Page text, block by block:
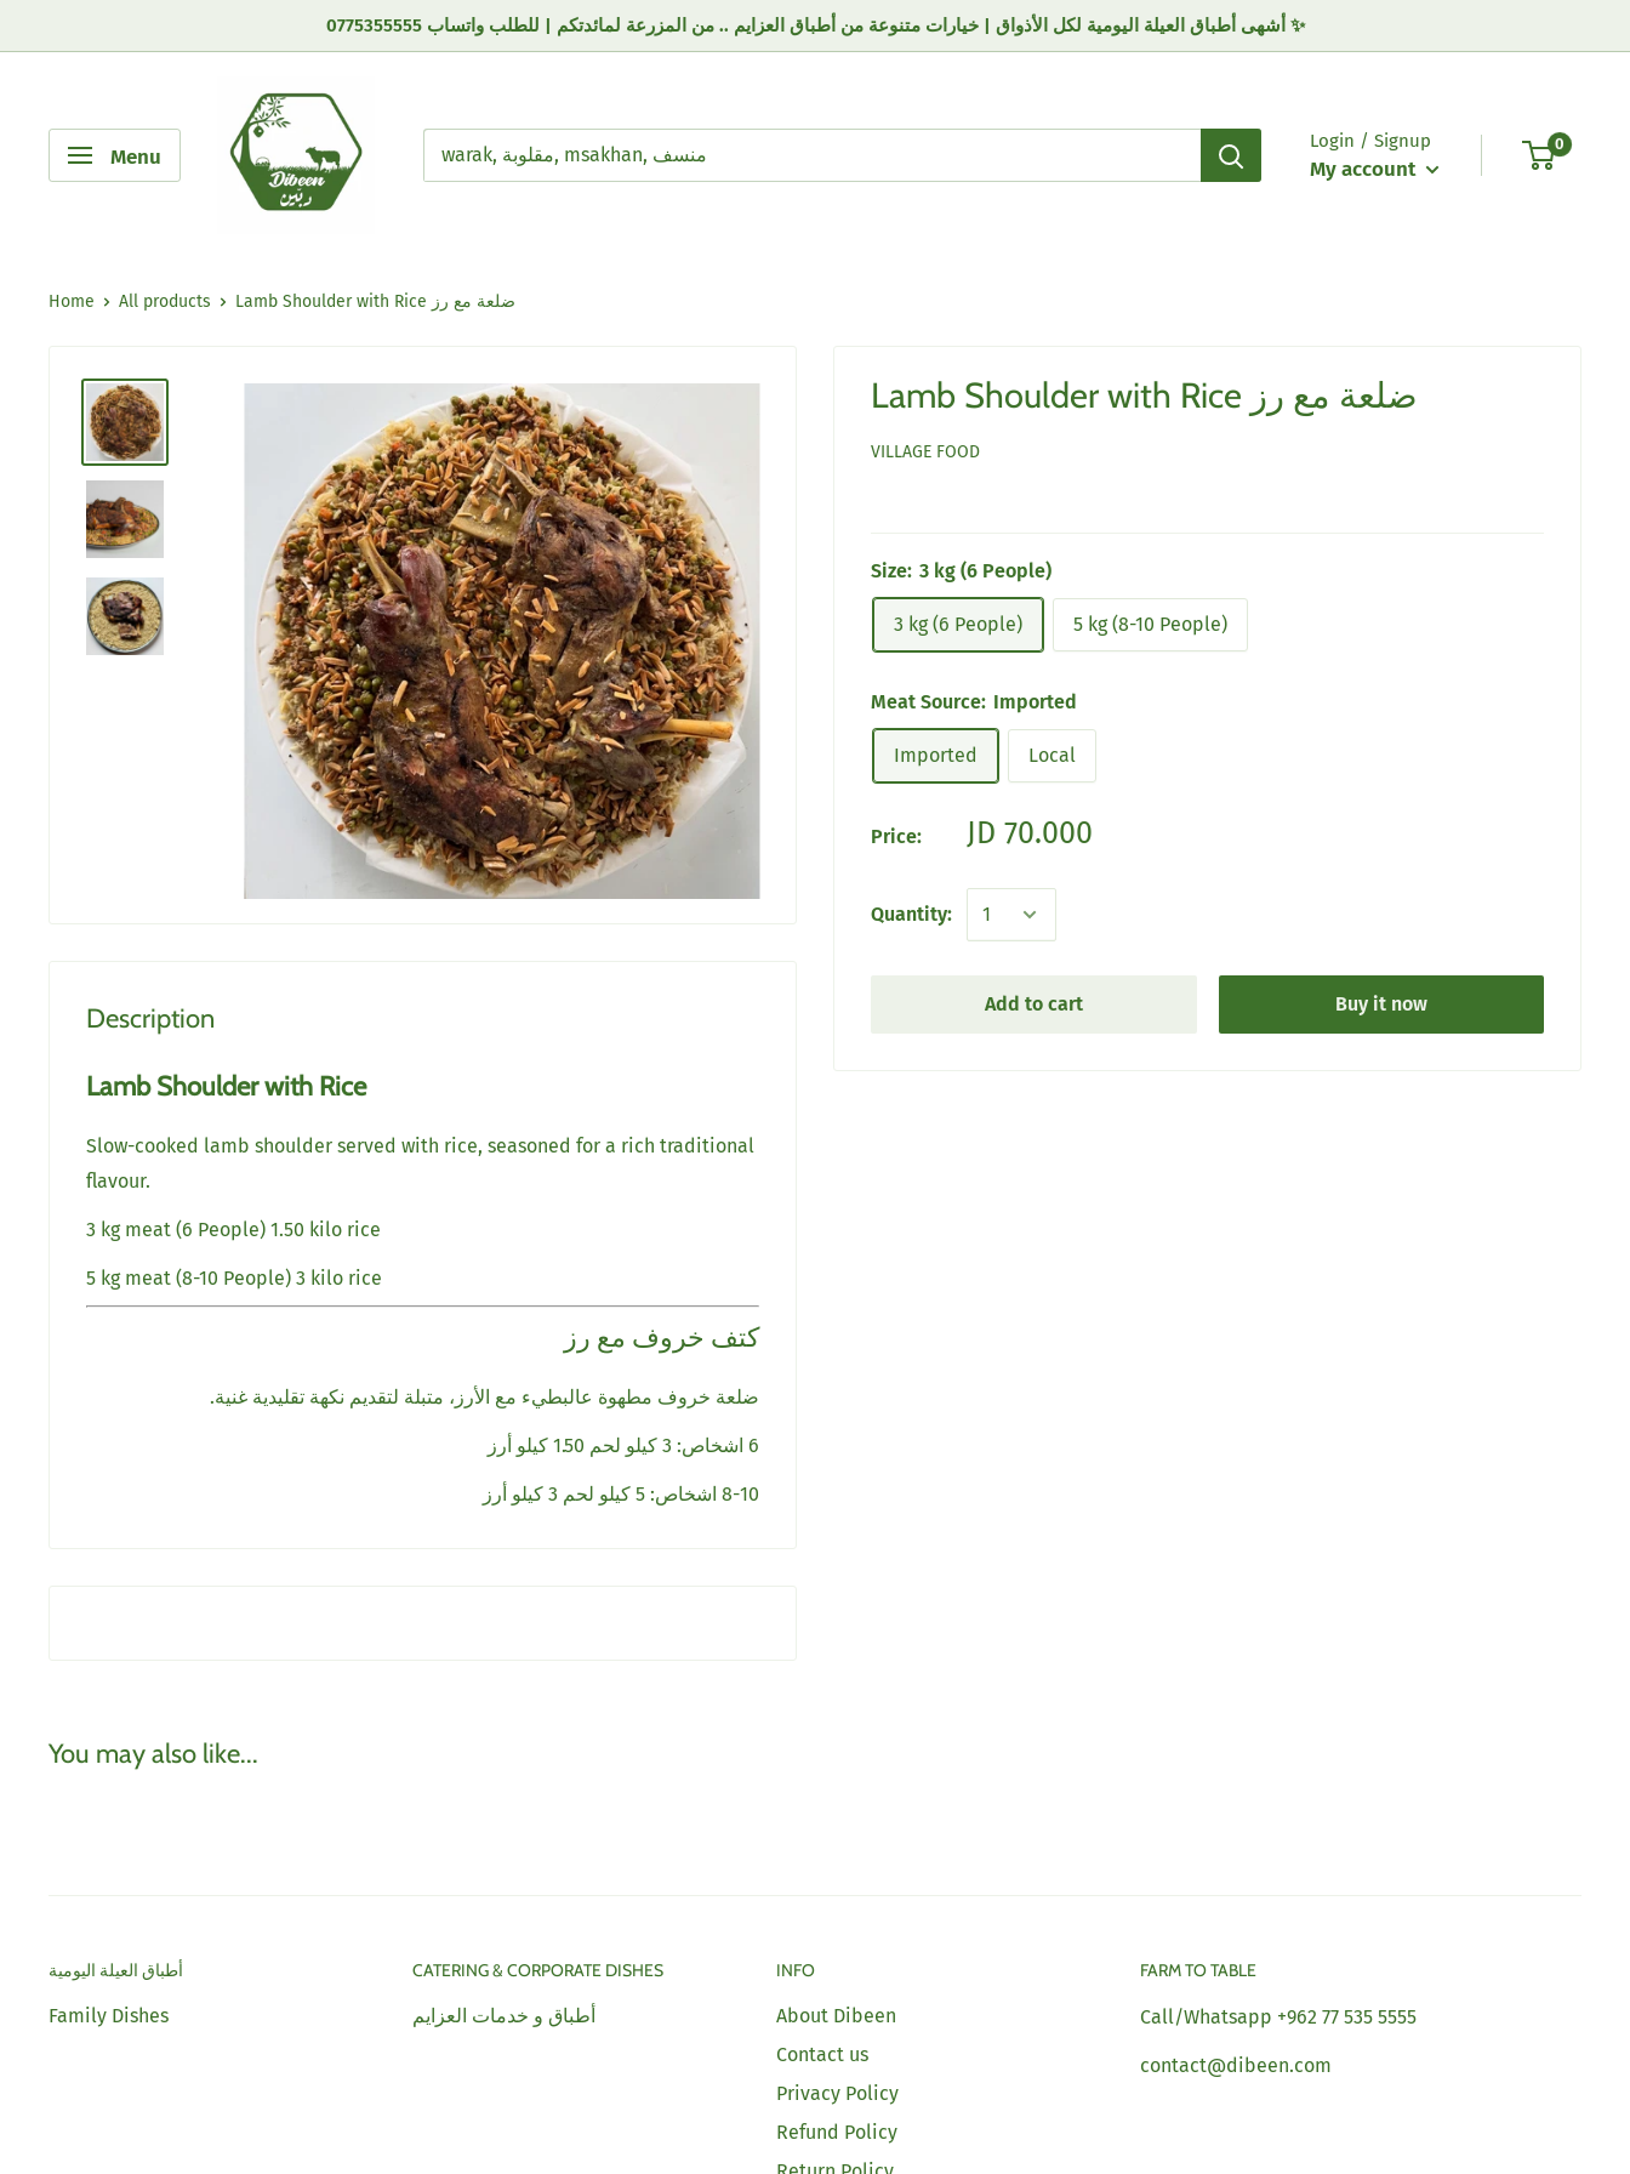
أشهى أطباق العيلة اليومية لكل الأذواق | خيارات متنوعة من أطباق العزايم .. من المزرعة لمائدتكم | للطلب واتساب 0775355555 ✨
Menu
Login / Signup
My account
0
Home All products Lamb Shoulder with Rice ضلعة مع رز
Lamb Shoulder with Rice ضلعة مع رز
VILLAGE FOOD
Size: 3 kg (6 People)
3 kg (6 People) 5 kg (8-10 People)
Meat Source: Imported
Imported Local
Price: JD 70.000
Quantity:
Add to cart Buy it now
Description
Lamb Shoulder with Rice
Slow-cooked lamb shoulder served with rice, seasoned for a rich traditional
flavour.
3 kg meat (6 People) 1.50 kilo rice
5 kg meat (8-10 People) 3 kilo rice
كتف خروف مع رز
ضلعة خروف مطهوة عالبطيء مع الأرز، متبلة لتقديم نكهة تقليدية غنية.
6 اشخاص: 3 كيلو لحم 1.50 كيلو أرز
8-10 اشخاص: 5 كيلو لحم 3 كيلو أرز
You may also like...
أطباق العيلة اليومية
Family Dishes
CATERING & CORPORATE DISHES
أطباق و خدمات العزايم
INFO
About Dibeen
Contact us
Privacy Policy
Refund Policy
FARM TO TABLE
Call/Whatsapp +962 77 535 5555
contact@dibeen.com